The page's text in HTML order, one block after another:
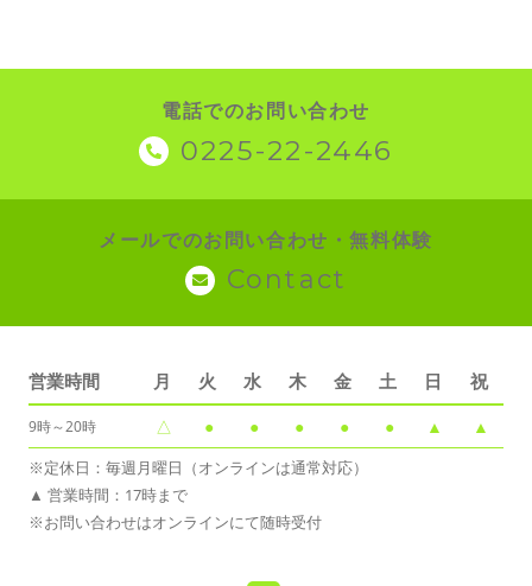
電話でのお問い合わせ
0225-22-2446
メールでのお問い合わせ・無料体験
Contact
営業時間 月 火 水 木 金 土 日 祝
9時～20時 △ ● ● ● ● ● ▲ ▲
※定休日：毎週月曜日（オンラインは通常対応）
▲ 営業時間：17時まで
※お問い合わせはオンラインにて随時受付